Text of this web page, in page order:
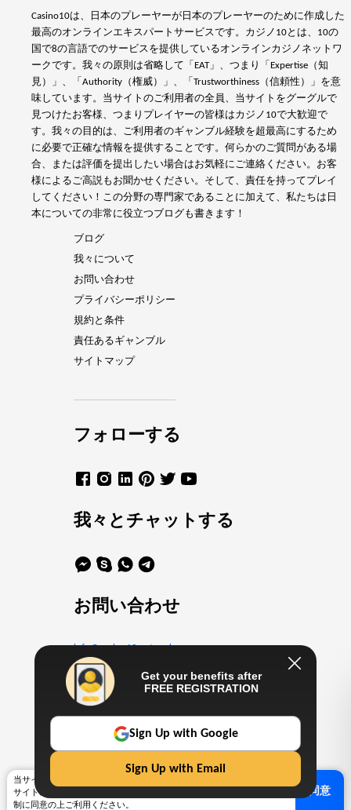
Get your benefits after
FREE REGISTRATION
Sign Up with Google
Sign Up with Email
Casino10は、日本のプレーヤーが日本のプレーヤーのために作成した
最高のオンラインエキスパートサービスです。カジノ10とは、10の
国で8の言語でのサービスを提供しているオンラインカジノネットワ
ークです。我々の原則は省略して「EAT」、つまり「Expertise（知
見）」、「Authority（権威）」、「Trustworthiness（信頼性）」を意
味しています。当サイトのご利用者の全員、当サイトをグーグルで
見つけたお客様、つまりプレイヤーの皆様はカジノ10で大歓迎で
す。我々の目的は、ご利用者のギャンブル経験を超最高にするため
に必要で正確な情報を提供することです。何らかのご質問がある場
合、または評価を提出したい場合はお気軽にご連絡ください。お客
様によるご高説もお聞かせください。そして、責任を持ってプレイ
してください！この分野の専門家であることに加えて、私たちは日
本についての非常に役立つブログも書きます！
ブログ
我々について
お問い合わせ
プライバシーポリシー
規約と条件
責任あるギャンブル
サイトマップ
フォローする
我々とチャットする
お問い合わせ
info@casino10.network
+16469802413
Work with us
info@casino10.network
当サイトはサービス向上のために、クッキーを利用しております。当
サイトのサービスをご利用になる方は、クッキー使用や
制に同意の上ご利用ください。
同意